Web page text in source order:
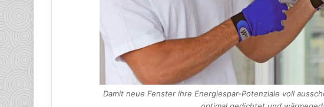
Damit neue Fenster ihre Energiespar-Potenziale voll